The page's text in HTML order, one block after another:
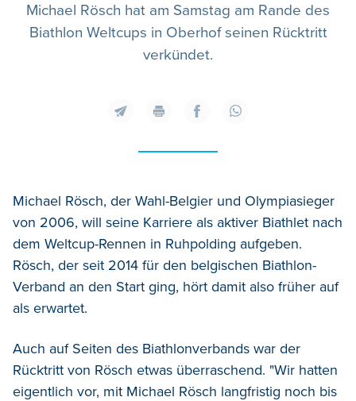
Michael Rösch hat am Samstag am Rande des
Biathlon Weltcups in Oberhof seinen Rücktritt
verkündet.
Michael Rösch, der Wahl-Belgier und Olympiasieger
von 2006, will seine Karriere als aktiver Biathlet nach
dem Weltcup-Rennen in Ruhpolding aufgeben.
Rösch, der seit 2014 für den belgischen Biathlon-
Verband an den Start ging, hört damit also früher auf
als erwartet.
Auch auf Seiten des Biathlonverbands war der
Rücktritt von Rösch etwas überraschend. "Wir hatten
eigentlich vor, mit Michael Rösch langfristig noch bis